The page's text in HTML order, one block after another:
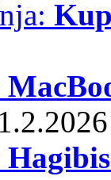
1.2.2026